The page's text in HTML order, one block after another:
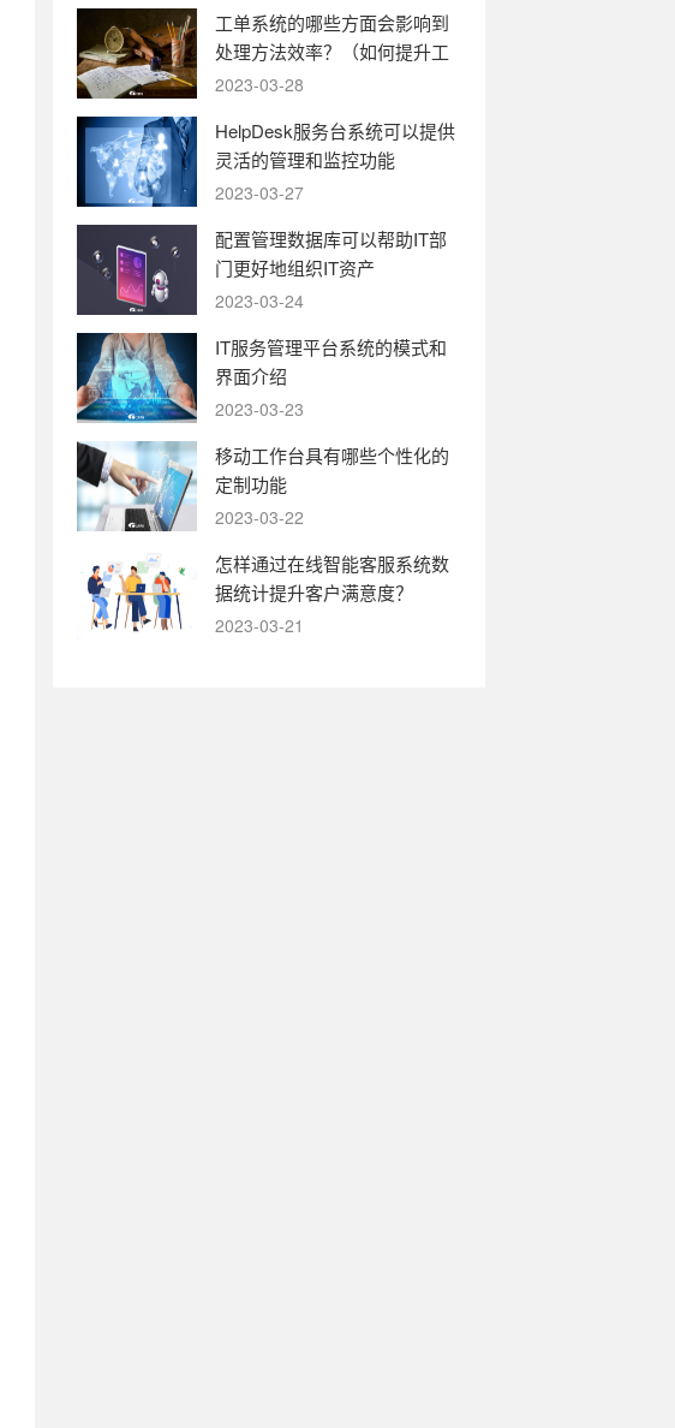
工单系统的哪些方面会影响到
处理方法效率？（如何提升工
单系统的运转效率）
2023-03-28
HelpDesk服务台系统可以提供
灵活的管理和监控功能
2023-03-27
配置管理数据库可以帮助IT部
门更好地组织IT资产
2023-03-24
IT服务管理平台系统的模式和
界面介绍
2023-03-23
移动工作台具有哪些个性化的
定制功能
2023-03-22
怎样通过在线智能客服系统数
据统计提升客户满意度？
2023-03-21